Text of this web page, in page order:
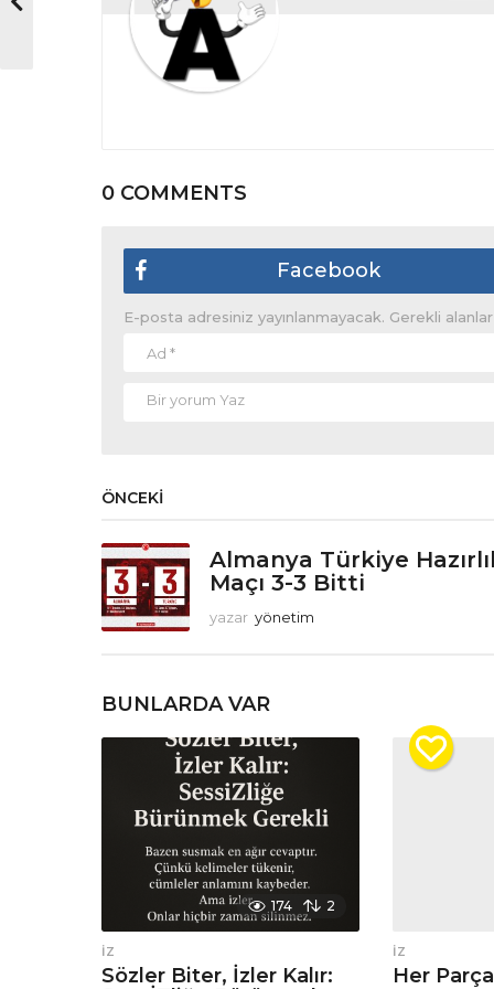
0 COMMENTS
Facebook
E-posta adresiniz yayınlanmayacak. Gerekli alanlar
ÖNCEKI
Almanya Türkiye
Maçı 3-3 Bitti
yazar yönetim
BUNLARDA VAR
174 2
İZ
Sözler Biter, İzler Kalır:
İZ
Her